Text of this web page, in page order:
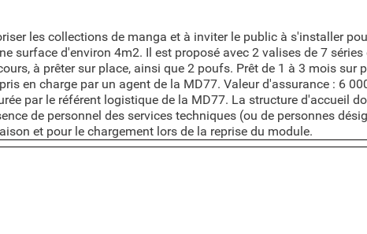
les collections de manga et à inviter le public à s'installer
surface d'environ 4m2. Il est proposé avec 2 valises de 7 séries
à prêter sur place, ainsi que 2 poufs. Prêt de 1 à 3 mois sur
en charge par un agent de la MD77. Valeur d'assurance : 6
par le référent logistique de la MD77. La structure d'accueil
de personnel des services techniques (ou de personnes
et pour le chargement lors de la reprise du module.